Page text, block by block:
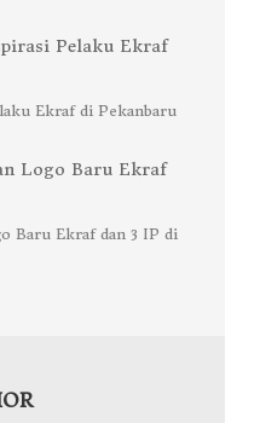
Ekraf di Pekanbaru
Baru Ekraf dan 3 IP di